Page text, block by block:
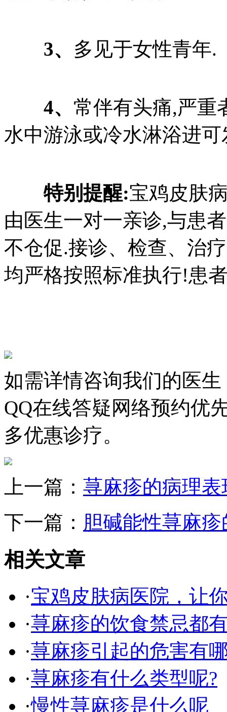
3、 多见于女性青年.
4、 常伴有头痛,严重
水中游泳或冷水淋浴进
特别提醒:宝鸡皮肤
由医生一对一亲诊,与患
不仓促.接诊、检查、治
均严格按照标准执行!患
如需详情咨询我们的医生
QQ在线答疑网络预约优
多优惠诊疗。
上一篇： 荨麻疹的病理表
下一篇： 胆碱能性荨麻
相关文章
·宝鸡皮肤病医院，让
·荨麻疹的饮食禁忌都
·荨麻疹引起的危害有
·荨麻疹有什么类型呢?
·慢性荨麻疹是什么呢